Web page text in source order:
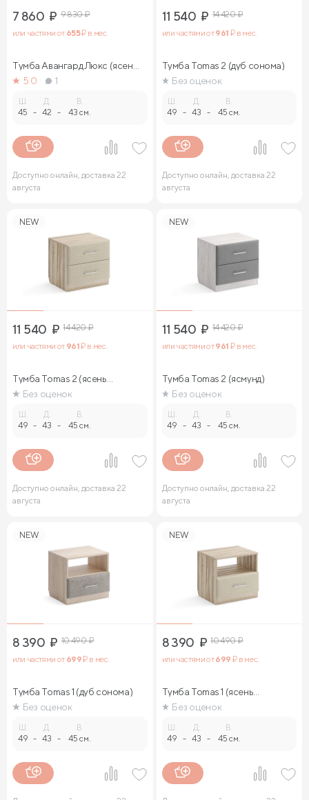
7 860 ₽ 9 830₽
или частями от 655₽ в мес.
Тумба Авангард Люкс (ясень
ориноко)
5.0 1
45 -
Д.
42 -
В.
43 см.
Доступно онлайн, доставка 22
августа
11 540 ₽ 14 420₽
или частями от961 ₽ в мес.
Тумба Tomas 2 (дуб сонома)
Без оценок
49 -
Д.
43 -
В.
45 см.
Доступно онлайн, доставка 22
августа
NEW
11 540 ₽ 14 420₽
или частями от 961₽ в мес.
Тумба Tomas 2 (ясень
ориноко)
Без оценок
49 -
Д.
43 -
В.
45 см.
Доступно онлайн, доставка 22
августа
NEW
11 540 ₽ 14 420₽
или частями от961 ₽ в мес.
Тумба Tomas 2 (ясмунд)
Без оценок
49 -
Д.
43 -
В.
45 см.
Доступно онлайн, доставка 22
августа
NEW
8 390 ₽ 10 490₽
или частями от 699₽ в мес.
Тумба Tomas 1 (дуб сонома)
Без оценок
49 -
Д.
43 -
В.
45 см.
NEW
8 390 ₽ 10 490₽
или частями от699 ₽ в мес.
Тумба Tomas 1 (ясень
ориноко)
Без оценок
49 -
Д.
43 -
В.
45 см.